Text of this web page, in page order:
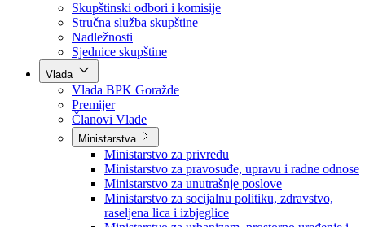
Poslanici po strankama
Poslanici po klubovima naroda
Kolegij skupštine
Skupštinski odbori i komisije
Stručna služba skupštine
Nadležnosti
Sjednice skupštine
Vlada
Vlada BPK Goražde
Premijer
Članovi Vlade
Ministarstva
Ministarstvo za privredu
Ministarstvo za pravosuđe, upravu i radne odnose